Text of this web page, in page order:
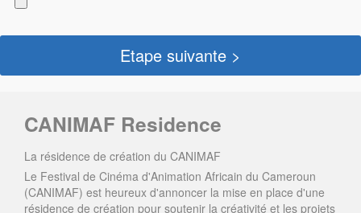
Etape suivante >
CANIMAF Residence
La résidence de création du CANIMAF
Le Festival de Cinéma d'Animation Africain du Cameroun
(CANIMAF) est heureux d'annoncer la mise en place d'une
résidence de création pour soutenir la créativité et les projets